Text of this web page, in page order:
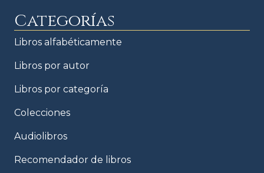
Categorías
Libros alfabéticamente
Libros por autor
Libros por categoría
Colecciones
Audiolibros
Recomendador de libros